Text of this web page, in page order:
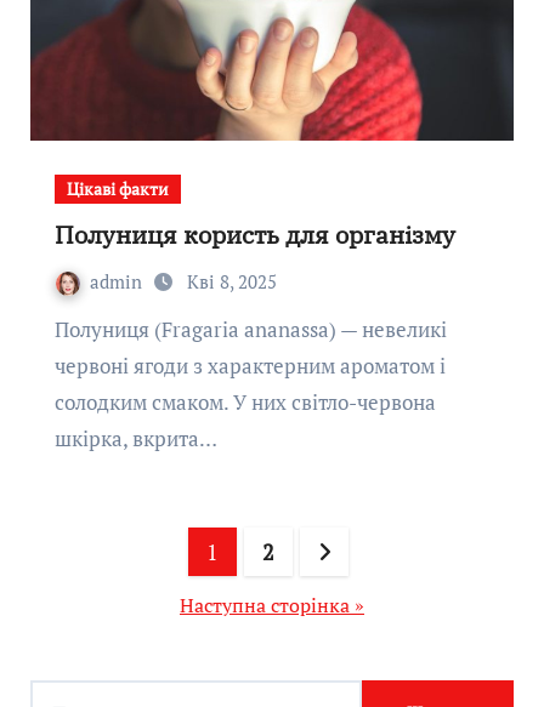
Цікаві факти
Полуниця користь для організму
admin Кві 8, 2025
Полуниця (Fragaria ananassa) — невеликі
червоні ягоди з характерним ароматом і
солодким смаком. У них світло-червона
шкірка, вкрита…
Пагінація
1 2
Наступна сторінка »